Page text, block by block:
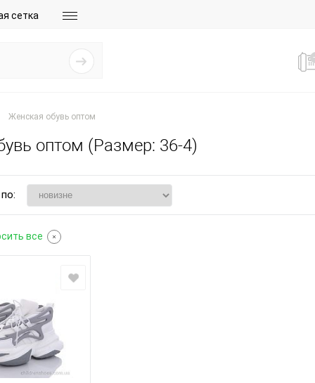
сетка
Женская обувь оптом
оптом (Размер: 36-4)
все